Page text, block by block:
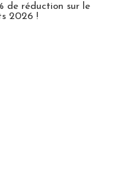
de réduction sur le
2026 !